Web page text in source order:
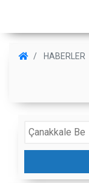
HABERLER